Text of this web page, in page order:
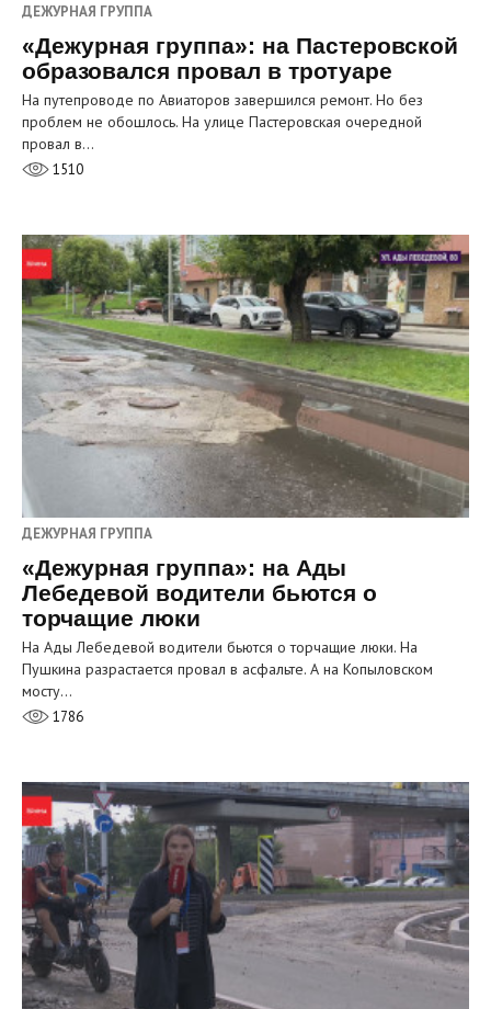
ДЕЖУРНАЯ ГРУППА
«Дежурная группа»: на Пастеровской
образовался провал в тротуаре
На путепроводе по Авиаторов завершился ремонт. Но без
проблем не обошлось. На улице Пастеровская очередной
провал в…
1510
ДЕЖУРНАЯ ГРУППА
«Дежурная группа»: на Ады
Лебедевой водители бьются о
торчащие люки
На Ады Лебедевой водители бьются о торчащие люки. На
Пушкина разрастается провал в асфальте. А на Копыловском
мосту…
1786